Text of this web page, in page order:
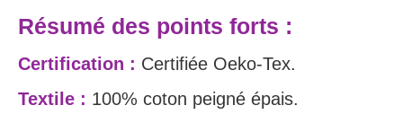
Résumé des points forts :
Certification : Certifiée Oeko-Tex.
Textile : 100% coton peigné épais.